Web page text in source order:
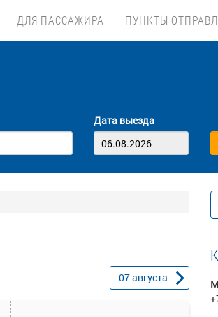
ДЛЯ ПАССАЖИРА ПУНКТЫ
Дата выезда
07августа